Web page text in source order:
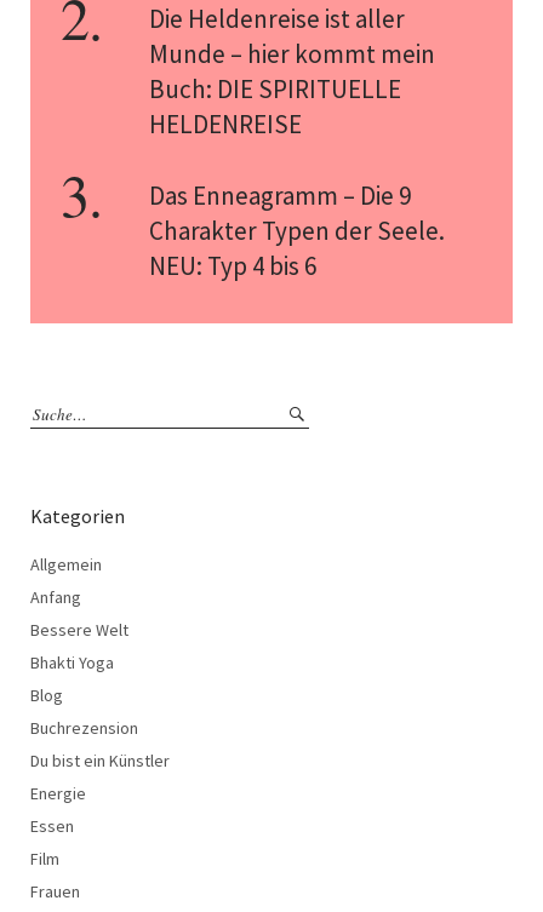
Die Heldenreise ist aller
Munde – hier kommt mein
Buch: DIE SPIRITUELLE
HELDENREISE
Das Enneagramm – Die 9
Charakter Typen der Seele.
NEU: Typ 4 bis 6
Kategorien
Allgemein
Anfang
Bessere Welt
Bhakti Yoga
Blog
Buchrezension
Du bist ein Künstler
Energie
Essen
Film
Frauen